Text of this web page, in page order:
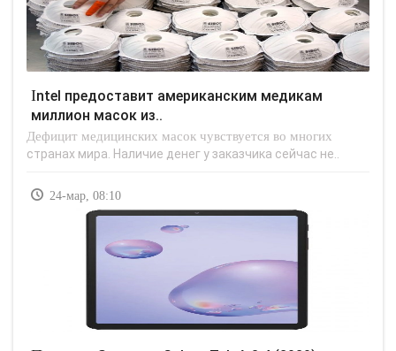
Intel предоставит американским медикам
миллион масок из..
Дефицит медицинских масок чувствуется во многих
странах мира. Наличие денег у заказчика сейчас не..
24-мар, 08:10